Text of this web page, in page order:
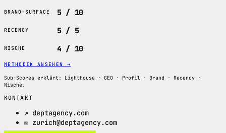
BRAND-SURFACE 5 / 10
RECENCY 5 / 5
NISCHE 4 / 10
METHODIK ANSEHEN →
Sub-Scores erklärt: Lighthouse · GEO · Profil · Brand · Recency ·
Nische.
KONTAKT
↗ deptagency.com
✉ zurich@deptagency.com